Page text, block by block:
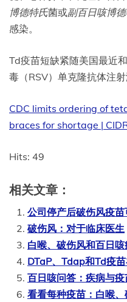
博德特氏菌或副百日咳博
感染。
Td疫苗短缺紧随美国最近
毒（RSV）单克隆抗体注
CDC limits ordering of
braces for shortage |
Hits: 49
相关文章：
公司停产后破伤风疫
破伤风：对于临床医生
白喉、破伤风和百日
DTaP、Tdap和Td疫
百日咳问答：疾病与
看看每种疫苗：白喉